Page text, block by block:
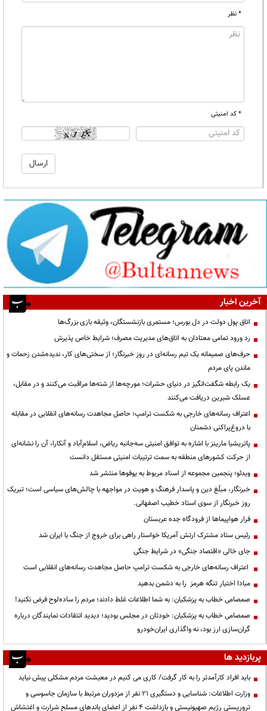
* نظر
* کد امنیتی
آخرین اخبار
اتاق پول دولت در دل بورس؛ مستمری بازنشستگان، وثیقه بازی بزرگ‌ها
رد ورود تمامی معتادان به اتاق‌های مدیریت مصرف؛ شرایط خاص پذیرش
حرف‌های صمیمانه یک تیم رسانه‌ای در روز خبرنگار؛ از سختی‌های کار، ندیده‌شدن زحمات و
ماندن پای مردم
یک رابطه شگفت‌انگیز در دنیای حشرات؛ مورچه‌ها از شته‌ها مراقبت می‌کنند و در مقابل،
عسلک شیرین دریافت می‌کنند
اعتراف رسانه‌های خارجی به شکست ترامپ؛ حاصل مجاهدت رسانه‌های انقلابی در مقابله
با دروغ‌پراکنی دشمنان
پاتریشیا مارینز با اشاره به توافق امنیتی سه‌جانبه ریاض، اسلام‌آباد و آنکارا، آن را نشانه‌ای
از حرکت کشورهای منطقه به سمت ترتیبات امنیتی مستقل دانست
ویدئو؛ پنجمین مجموعه از اسناد مربوط به یوفوها منتشر شد
خبرنگار، مبلّغ دین و پاسدار فرهنگ و هویت در مواجهه با چالش‌های سیاسی است؛ تبریک
روز خبرنگار از سوی استاد خطیب اصفهانی.
فرار هواپیماها از فرودگاه جده عربستان
رئیس ستاد مشترک ارتش آمریکا خواستار راهی برای خروج از جنگ با ایران شد
جای خالی «اقتصاد جنگی» در شرایط جنگی
اعتراف رسانه‌های خارجی به شکست ترامپ حاصل مجاهدت رسانه‌های انقلابی است
مبادا اختیار تنگه هرمز را به دشمن بدهید
صمصامی خطاب به پزشکیان: به شما اطلاعات غلط دادند؛ مردم را ساده‌لوح فرض نکنید!
صمصامی خطاب به پزشکیان: خودتان در مجلس بودید؛ دیدید انتقادات نمایندگان درباره
گران‌سازی ارز بود، نه واگذاری ایران‌خودرو
پربازدید ها
باید افراد کارآمدتر را به کار گرفت/ کاری می کنیم در معیشت مردم مشکلی پیش نیاید
وزارت اطلاعات: شناسایی و دستگیری ۲۱ نفر از مزدوران مرتبط با سازمان جاسوسی و
تروریستی رژیم صهیونیستی و بازداشت ۴ نفر از اعضای باندهای مسلح شرارت و اغتشاش